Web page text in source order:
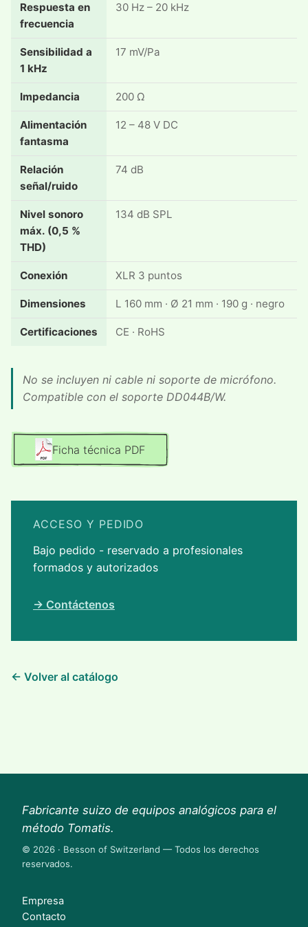
Respuesta en
frecuencia
30 Hz – 20 kHz
Sensibilidad a
1 kHz
17 mV/Pa
Impedancia 200 Ω
Alimentación
fantasma
12 – 48 V DC
Relación
señal/ruido
74 dB
Nivel sonoro
máx. (0,5 %
THD)
134 dB SPL
Conexión XLR 3 puntos
Dimensiones L 160 mm · Ø 21 mm · 190 g · negro
Certificaciones CE · RoHS
No se incluyen ni cable ni soporte de micrófono.
Compatible con el soporte DD044B/W.
Ficha técnica PDF
ACCESO Y PEDIDO
Bajo pedido - reservado a profesionales
formados y autorizados
→ Contáctenos
← Volver al catálogo
Fabricante suizo de equipos analógicos para el
método Tomatis.
© 2026 · Besson of Switzerland — Todos los derechos
reservados.
Empresa
Contacto